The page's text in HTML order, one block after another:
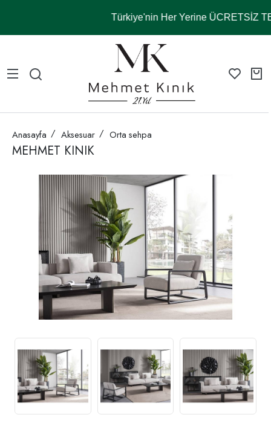
Türkiye'nin Her Yerine ÜCRETSİZ
Anasayfa Aksesuar Orta sehpa
MEHMET KINIK